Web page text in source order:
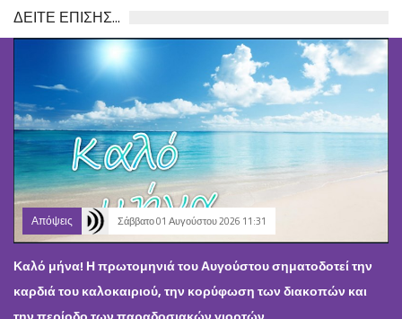
ΔΕΙΤΕ ΕΠΙΣΗΣ...
Απόψεις Σάββατο 01 Αυγούστου 2026 11:31
Καλό μήνα! Η πρωτομηνιά του Αυγούστου σηματοδοτεί την
καρδιά του καλοκαιριού, την κορύφωση των διακοπών και